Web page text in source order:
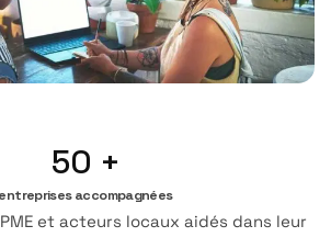
50 +
entreprises accompagnées
et acteurs locaux aidés dans leur